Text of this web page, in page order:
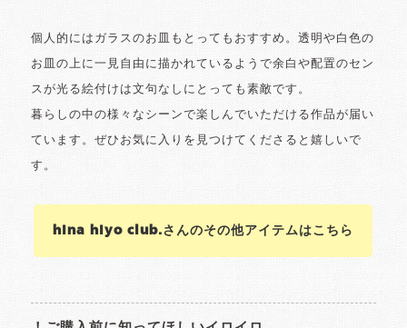
個人的にはガラスのお皿もとってもおすすめ。透明や白色の
お皿の上に一見自由に描かれているようで余白や配置のセン
スが光る絵付けは文句なしにとっても素敵です。
暮らしの中の様々なシーンで楽しんでいただける作品が届い
ています。ぜひお気に入りを見つけてくださると嬉しいで
す。
hina hiyo club.さんのその他アイテムはこちら